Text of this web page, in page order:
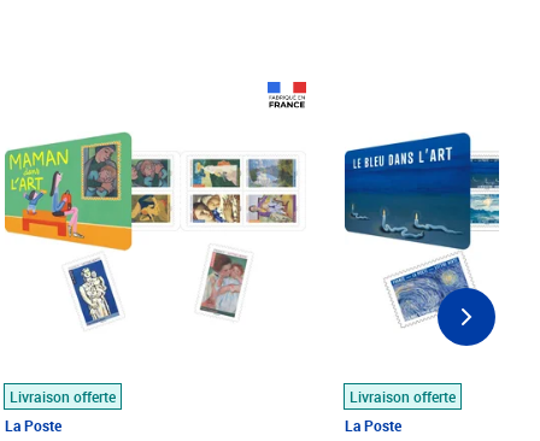
Livraison offerte
La Poste
Livraison offerte
La Poste